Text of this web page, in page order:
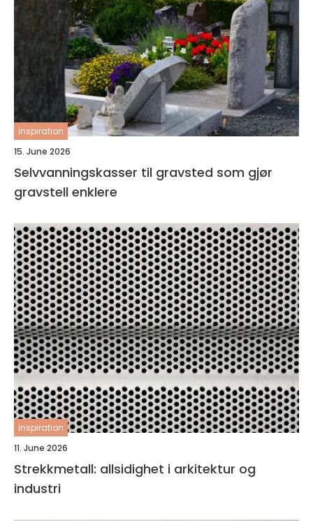
inspiration
15. June 2026
Selvvanningskasser til gravsted som gjør
gravstell enklere
inspiration
11. June 2026
Strekkmetall: allsidighet i arkitektur og
industri